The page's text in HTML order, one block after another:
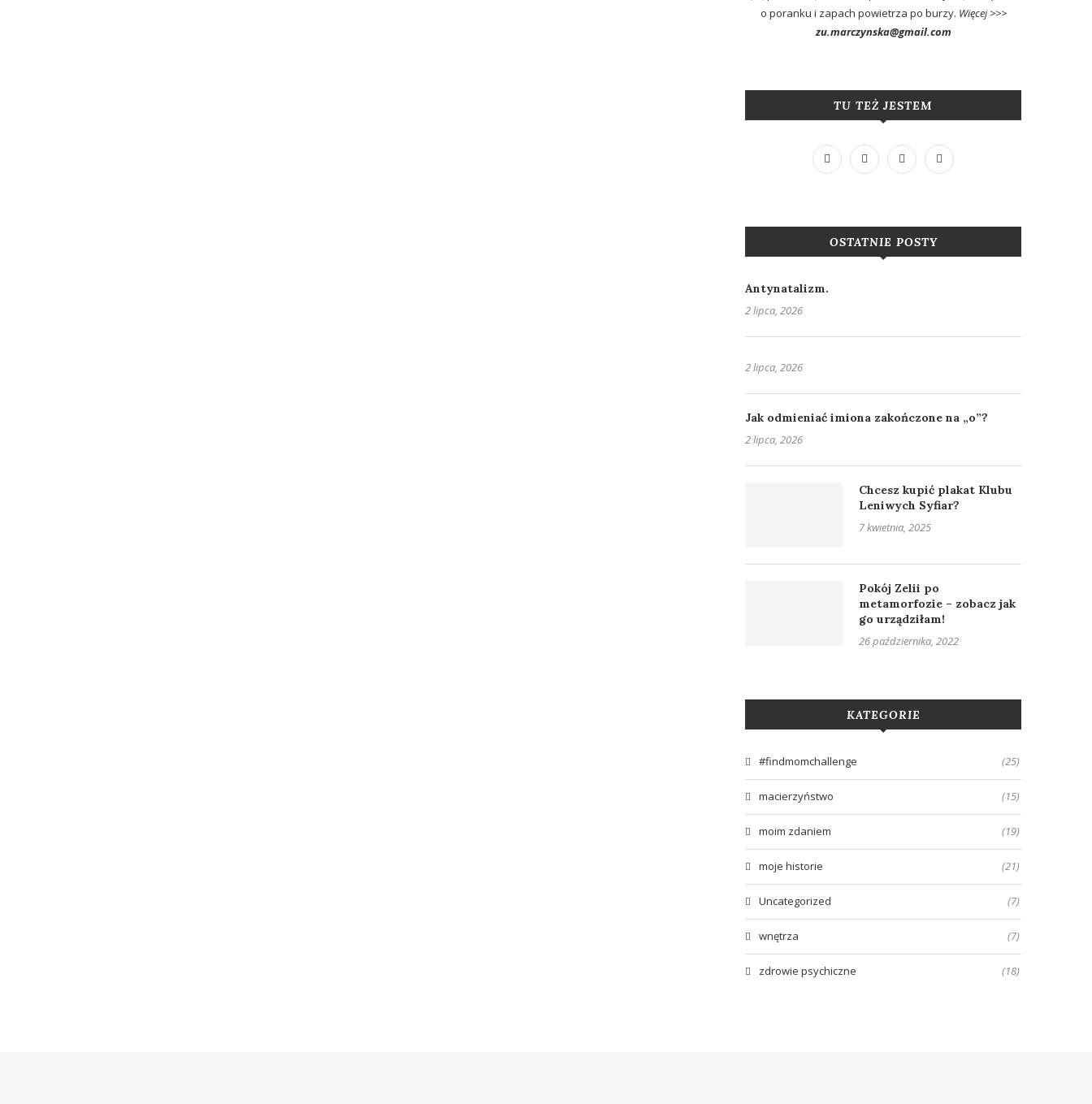
o poranku i zapach powietrza po burzy. Więcej >>>
zu.marczynska@gmail.com
TU TEŻ JESTEM
OSTATNIE POSTY
Antynatalizm.
2 lipca, 2026
2 lipca, 2026
Jak odmieniać imiona zakończone na „o”?
2 lipca, 2026
Chcesz kupić plakat Klubu
Leniwych Syfiar?
7 kwietnia, 2025
Pokój Zelii po
metamorfozie – zobacz jak
go urządziłam!
26 października, 2022
KATEGORIE
#findmomchallenge (25)
macierzyństwo (15)
moim zdaniem (19)
moje historie (21)
Uncategorized (7)
wnętrza (7)
zdrowie psychiczne (18)